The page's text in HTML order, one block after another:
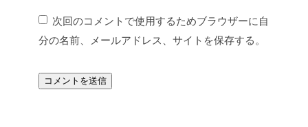
次回のコメントで使用するためブラウザーに自
分の名前、メールアドレス、サイトを保存する。